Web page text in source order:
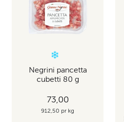
Negrini pancetta
cubetti 80 g
73,00
912,50 pr kg